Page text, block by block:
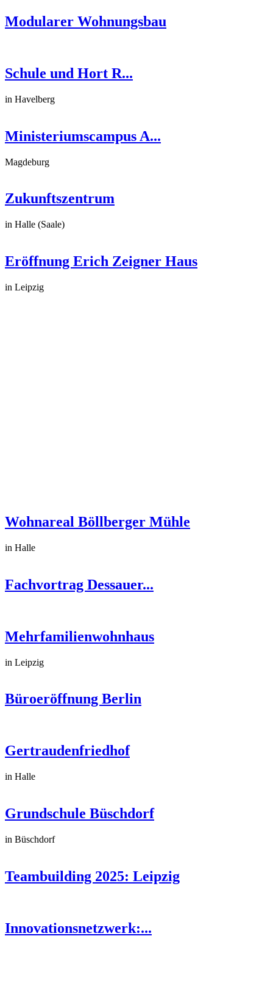
Modularer Wohnungsbau
Schule und Hort R...
in Havelberg
Ministeriumscampus A...
Magdeburg
Zukunftszentrum
in Halle (Saale)
Eröffnung Erich Zeigner Haus
in Leipzig
Wohnareal Böllberger Mühle
in Halle
Fachvortrag Dessauer...
Mehrfamilienwohnhaus
in Leipzig
Büroeröffnung Berlin
Gertraudenfriedhof
in Halle
Grundschule Büschdorf
in Büschdorf
Teambuilding 2025: Leipzig
Innovationsnetzwerk:...